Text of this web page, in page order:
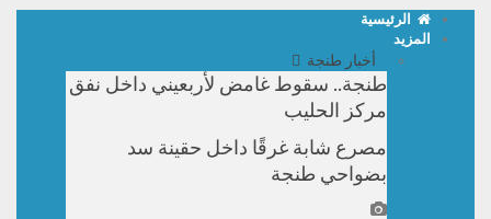
الرئيسية
المزيد
أخبار طنجة
طنجة.. سقوط غامض لأربعيني داخل نفق
مركز الحليب
مصرع شابة غرقًا داخل حقينة سد
بضواحي طنجة